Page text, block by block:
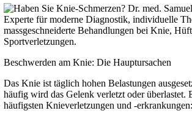
Beschwerden am Knie: Die Hauptursachen
Das Knie ist täglich hohen Belastungen
häufig wird das Gelenk verletzt oder überlastet.
häufigsten Knie­verletzungen und -erkrankungen: